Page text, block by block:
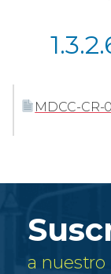
MDCC-CR-
a